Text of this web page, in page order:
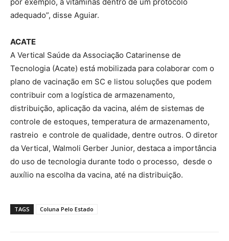
adequado”, disse Aguiar.
ACATE
A Vertical Saúde da Associação Catarinense de
Tecnologia (Acate) está mobilizada para colaborar com o
plano de vacinação em SC e listou soluções que podem
contribuir com a logística de armazenamento,
distribuição, aplicação da vacina, além de sistemas de
controle de estoques, temperatura de armazenamento,
rastreio e controle de qualidade, dentre outros. O diretor
da Vertical, Walmoli Gerber Junior, destaca a importância
do uso de tecnologia durante todo o processo, desde o
auxílio na escolha da vacina, até na distribuição.
TAGS Coluna Pelo Estado